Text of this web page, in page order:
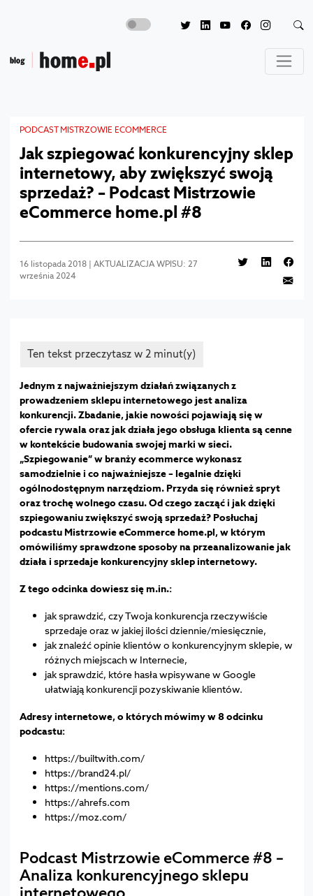
PODCAST MISTRZOWIE ECOMMERCE
Jak szpiegować konkurencyjny sklep
internetowy, aby zwiększyć swoją
sprzedaż? – Podcast Mistrzowie
eCommerce home.pl #8
16 listopada 2018 | AKTUALIZACJA WPISU: 27
września 2024
Jednym z najważniejszym działań związanych z
prowadzeniem sklepu internetowego jest analiza
konkurencji. Zbadanie, jakie nowości pojawiają się w
ofercie rywala oraz jak działa jego obsługa klienta są cenne
w kontekście budowania swojej marki w sieci.
„Szpiegowanie” w branży ecommerce wykonasz
samodzielnie i co najważniejsze – legalnie dzięki
ogólnodostępnym narzędziom. Przyda się również spryt
oraz trochę wolnego czasu. Od czego zacząć i jak dzięki
szpiegowaniu zwiększyć swoją sprzedaż? Posłuchaj
podcastu Mistrzowie eCommerce home.pl, w którym
omówiliśmy sprawdzone sposoby na przeanalizowanie jak
działa i sprzedaje konkurencyjny sklep internetowy.
Z tego odcinka dowiesz się m.in.:
jak sprawdzić, czy Twoja konkurencja rzeczywiście
sprzedaje oraz w jakiej ilości dziennie/miesięcznie,
jak znaleźć opinie klientów o konkurencyjnym sklepie, w
różnych miejscach w Internecie,
jak sprawdzić, które hasła wpisywane w Google
ułatwiają konkurencji pozyskiwanie klientów.
Adresy internetowe, o których mówimy w 8 odcinku
podcastu:
https://builtwith.com/
https://brand24.pl/
https://mentions.com/
https://ahrefs.com
https://moz.com/
Podcast Mistrzowie eCommerce #8 –
Analiza konkurencyjnego sklepu